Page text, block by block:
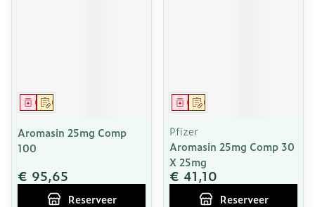
Op voorschrift
Geneesmiddel
Aromasin 25mg Comp
100
€ 95,65
Reserveer
Op voorschrift
Geneesmiddel
Pfizer
Aromasin 25mg Comp 30
X 25mg
€ 41,10
Reserveer